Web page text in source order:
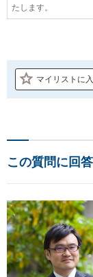
たします。
マイリストに
この質問に回